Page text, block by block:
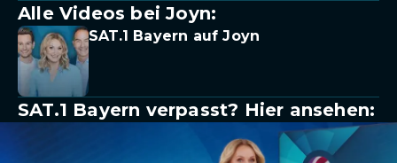
Alle Videos bei Joyn:
SAT.1 Bayern auf Joyn
SAT.1 Bayern verpasst? Hier ansehen: